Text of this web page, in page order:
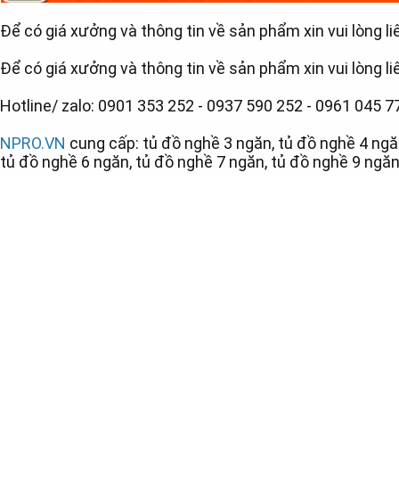
Để có giá xưởng và thông tin về sản phẩm xin vui lòng
Để có giá xưởng và thông tin về sản phẩm xin vui lòng
Hotline/ zalo: 0901 353 252 - 0937 590 252 - 0961 045
NPRO.VN cung cấp: tủ đồ nghề 3 ngăn, tủ đồ nghề 4
tủ đồ nghề 6 ngăn, tủ đồ nghề 7 ngăn, tủ đồ nghề 9